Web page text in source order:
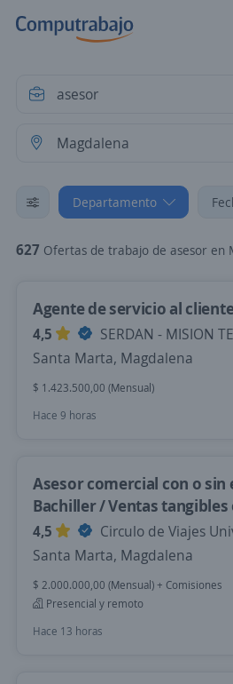
Departamento
627 Ofertas de trabajo de asesor en
Agente de servicio al
4,5
SERDAN - MISION
Santa Marta, Magdalena
$ 1.423.500,00 (Mensual)
Hace 9 horas
Asesor comercial con o sin
Bachiller / Ventas
4,5
Circulo de Viajes
Santa Marta, Magdalena
$ 2.000.000,00 (Mensual) + Comisiones
Presencial y remoto
Hace 13 horas